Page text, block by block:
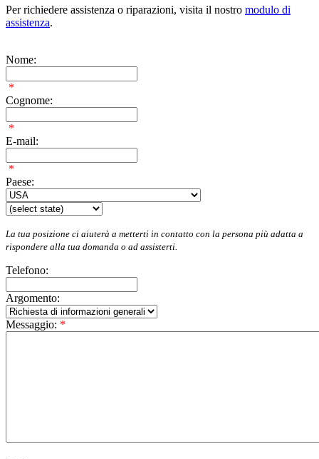
Per richiedere assistenza o riparazioni, visita il nostro modulo di
assistenza.
Nome:
*
Cognome:
*
E-mail:
*
Paese:
La tua posizione ci aiuterà a metterti in contatto con la persona più adatta a
rispondere alla tua domanda o ad assisterti.
Telefono:
Argomento:
Messaggio: *